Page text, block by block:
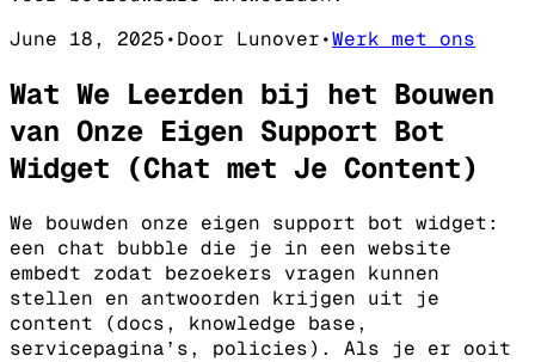
June 18, 2025•Door Lunover•Werk met ons
Wat We Leerden bij het Bouwen
van Onze Eigen Support Bot
Widget (Chat met Je Content)
We bouwden onze eigen support bot widget:
een chat bubble die je in een website
embedt zodat bezoekers vragen kunnen
stellen en antwoorden krijgen uit je
content (docs, knowledge base,
servicepagina’s, policies).
Als je er ooit